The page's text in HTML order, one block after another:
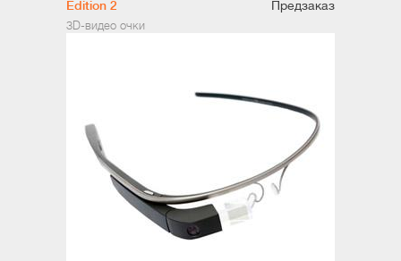
Edition 2
3D-видео очки
Предзаказ